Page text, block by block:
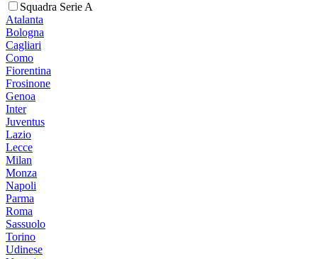
Squadra Serie A
Atalanta
Bologna
Cagliari
Como
Fiorentina
Frosinone
Genoa
Inter
Juventus
Lazio
Lecce
Milan
Monza
Napoli
Parma
Roma
Sassuolo
Torino
Udinese